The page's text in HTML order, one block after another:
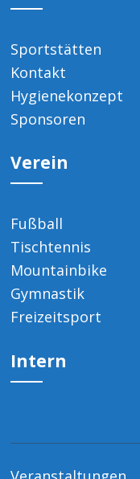
Sportstätten
Kontakt
Hygienekonzept
Sponsoren
Verein
Fußball
Tischtennis
Mountainbike
Gymnastik
Freizeitsport
Intern